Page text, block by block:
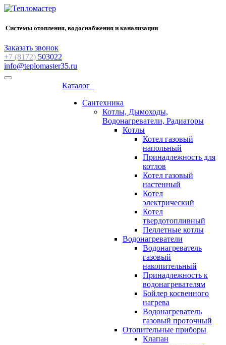
Системы отопления, водоснабжения и канализации
Заказать звонок
+7 (8172) 503022
info@teplomaster35.ru
Каталог
Сантехника
Котлы, Дымоходы,
Водонагреватели, Радиаторы
Котлы
Котел газовый
напольный
Принадлежность для
котлов
Котел газовый
настенный
Котел
электрический
Котел
твердотопливный
Пеллетные котлы
Водонагреватели
Водонагреватель
газовый
накопительный
Принадлежность к
водонагревателям
Бойлер косвенного
нагрева
Водонагреватель
газовый проточный
Отопительные приборы
Клапан